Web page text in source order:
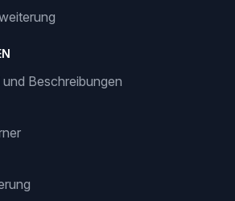
Beschreibungen